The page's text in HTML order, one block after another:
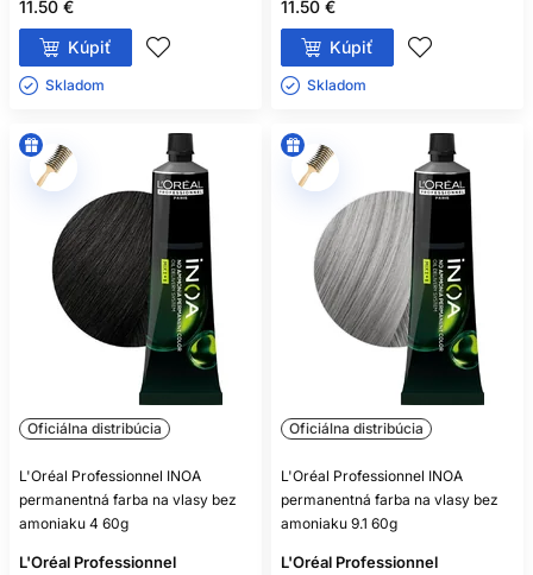
Nie. Aj bezamoniaková oxidačná farba môže obsahovať
alergizujúce farbiace látky.
11.50 €
Kúpiť
Skladom ㅤ
11.50 €
Kúpiť
Skladom ㅤ
Oficiálna distribúcia
L'Oréal Professionnel INOA
permanentná farba na vlasy bez
amoniaku 4 60g
L'Oréal Professionnel
Oficiálna distribúcia
L'Oréal Professionnel INOA
permanentná farba na vlasy bez
amoniaku 9.1 60g
L'Oréal Professionnel